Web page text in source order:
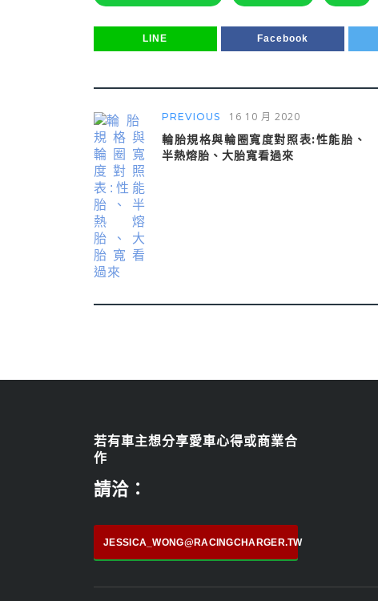
LINE Facebook
PREVIOUS 16 10 月 2020
輪胎規格與輪圈寬度對照表:性能胎、
半熱熔胎、大胎寬看過來
若有車主想分享愛車心得或商業合
作
請洽：
JESSICA_WONG@RACINGCHARGER.TW